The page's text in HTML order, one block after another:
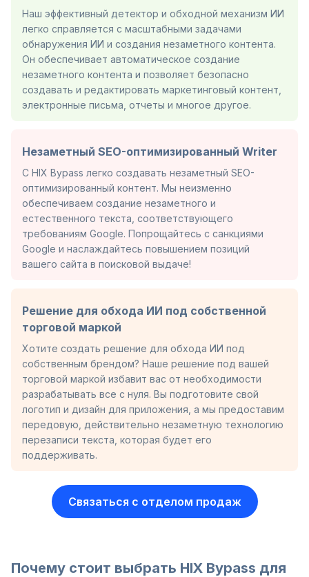
Наш эффективный детектор и обходной механизм ИИ
легко справляется с масштабными задачами
обнаружения ИИ и создания незаметного контента.
Он обеспечивает автоматическое создание
незаметного контента и позволяет безопасно
создавать и редактировать маркетинговый контент,
электронные письма, отчеты и многое другое.
Незаметный SEO-оптимизированный Writer
С HIX Bypass легко создавать незаметный SEO-
оптимизированный контент. Мы неизменно
обеспечиваем создание незаметного и
естественного текста, соответствующего
требованиям Google. Попрощайтесь с санкциями
Google и наслаждайтесь повышением позиций
вашего сайта в поисковой выдаче!
Решение для обхода ИИ под собственной
торговой маркой
Хотите создать решение для обхода ИИ под
собственным брендом? Наше решение под вашей
торговой маркой избавит вас от необходимости
разрабатывать все с нуля. Вы подготовите свой
логотип и дизайн для приложения, а мы предоставим
передовую, действительно незаметную технологию
перезаписи текста, которая будет его
поддерживать.
Связаться с отделом продаж
Почему стоит выбрать HIX Bypass для